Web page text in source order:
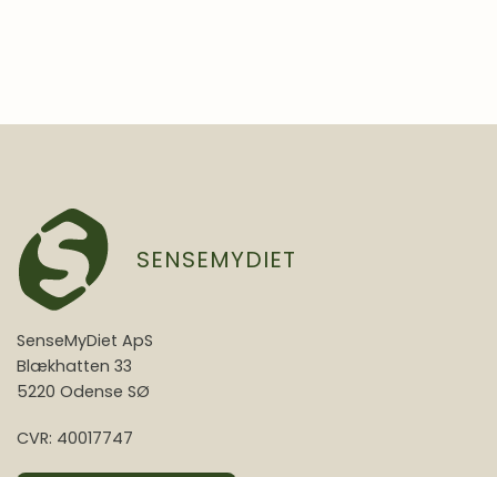
SENSEMYDIET
SenseMyDiet ApS
Blækhatten 33
5220 Odense SØ
CVR: 40017747